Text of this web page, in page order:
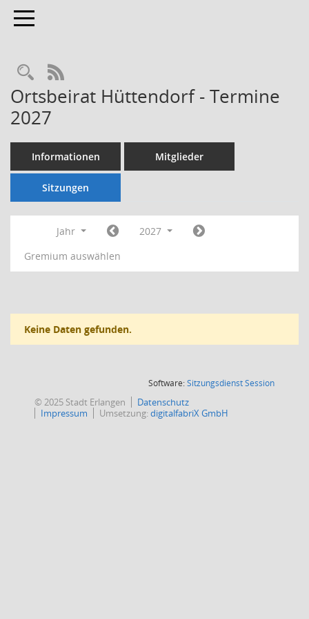
Toggle navigation
Rechercheauswahl
RSS-Feed
Ortsbeirat Hüttendorf - Termine
2027
Informationen Mitglieder
Sitzungen
Jahr
2027
Gremium auswählen
Keine Daten gefunden.
Software:SitzungsdienstSession(Wird in
© 2025 Stadt Erlangen
Datenschutz
Impressum
Umsetzung:digitalfabriX GmbH